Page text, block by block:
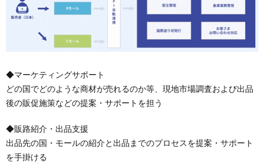
◆マーケティングサポート
どの国でどのような商材が売れるのか等、現地市場調査および出品
後の販促施策などの提案・サポートを担う
◆販路紹介・出品支援
出品先の国・モールの紹介と出品までのプロセスを提案・サポート
を手掛ける